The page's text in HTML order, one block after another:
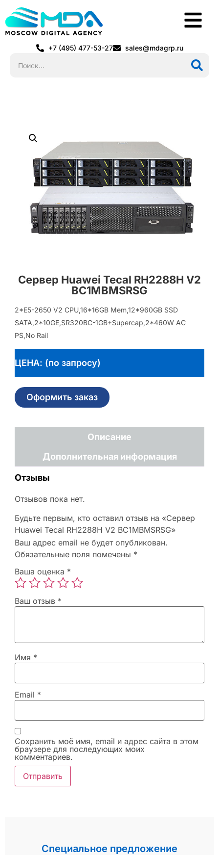
+7 (495) 477-53-27 sales@mdagrp.ru
Сервер Huawei Tecal RH2288H V2
BC1MBMSRSG
2*E5-2650 V2 CPU,16*16GB Mem,12*960GB SSD
SATA,2*10GE,SR320BC-1GB+Supercap,2*460W AC
PS,No Rail
ЦЕНА: (по запросу)
Оформить заказ
Описание
Дополнительная информация
Отзывы
Отзывов пока нет.
Будьте первым, кто оставил отзыв на «Сервер
Huawei Tecal RH2288H V2 BC1MBMSRSG»
Ваш адрес email не будет опубликован.
Обязательные поля помечены *
Ваша оценка *
Ваш отзыв *
Имя *
Email *
Сохранить моё имя, email и адрес сайта в этом
браузере для последующих моих
комментариев.
Специальное предложение